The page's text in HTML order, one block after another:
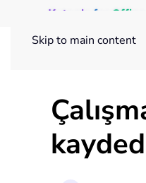
Skip to main content
Kutools for Office